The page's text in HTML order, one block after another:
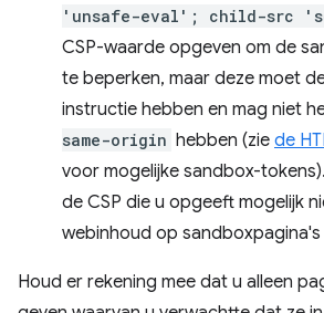
'unsafe-eval'; child-src
CSP-waarde opgeven om de
te beperken, maar deze moet
instructie hebben en mag niet
same-origin hebben (zie de
voor mogelijke sandbox-
de CSP die u opgeeft mogelijk
webinhoud op
Houd er rekening mee dat u alleen